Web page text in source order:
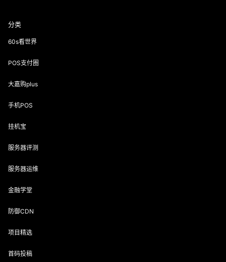
分类
60s看世界
POS支付圈
大嘉购plus
手机POS
挂机宝
服务器评测
服务器运维
金融学堂
防御CDN
项目精选
首码投稿